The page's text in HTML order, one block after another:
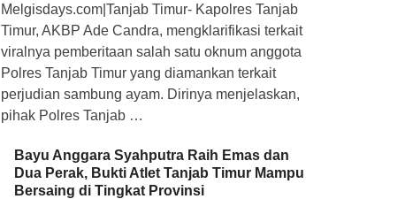
c
e
b
o
k
at
s
A
p
e
gr
a
m
tt
er
e
a
d
s
Melgisdays.com|Tanjab Timur- Kapolres Tanjab
Timur, AKBP Ade Candra, mengklarifikasi terkait
viralnya pemberitaan salah satu oknum anggota
Polres Tanjab Timur yang diamankan terkait
perjudian sambung ayam. Dirinya menjelaskan,
pihak Polres Tanjab …
Bayu Anggara Syahputra Raih Emas dan
Dua Perak, Bukti Atlet Tanjab Timur Mampu
Bersaing di Tingkat Provinsi